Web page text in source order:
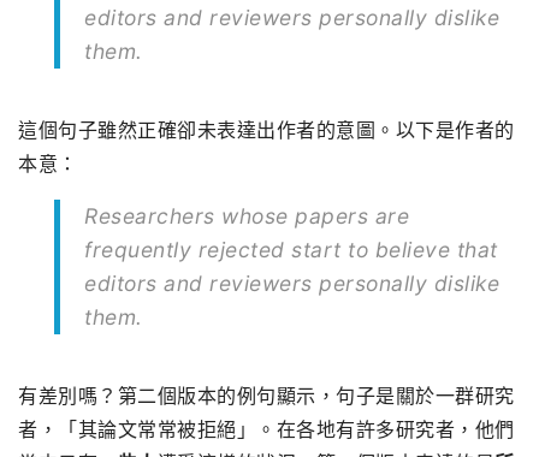
editors and reviewers personally dislike
them.
這個句子雖然正確卻未表達出作者的意圖。以下是作者的
本意：
Researchers whose papers are
frequently rejected start to believe that
editors and reviewers personally dislike
them.
有差別嗎？第二個版本的例句顯示，句子是關於一群研究
者，「其論文常常被拒絕」。在各地有許多研究者，他們